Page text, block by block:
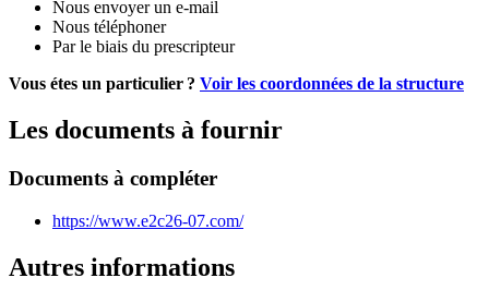
Nous envoyer un e-mail
Nous téléphoner
Par le biais du prescripteur
Vous étes un particulier ? Voir les coordonnées de la structure
Les documents à fournir
Documents à compléter
https://www.e2c26-07.com/
Autres informations